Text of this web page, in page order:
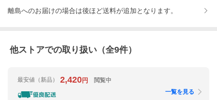
離島へのお届けの場合は後ほど送料が追加となります。
他ストアでの取り扱い（全9件）
最安値 （新品） 2,420円 閲覧中
一覧を見る